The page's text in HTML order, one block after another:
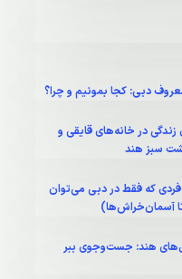
دبی: کجا بمونیم و چرا؟
زندگی در خانه‌های قایقی و
سبز هند
که فقط در دبی می‌توان
آسمان‌خراش‌ها)
هند: جست‌وجوی ببر